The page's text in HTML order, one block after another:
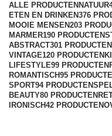
ALLE PRODUCTEN NATUUR
ETEN EN DRINKEN376
MOOIE MENSEN203
MARMER190 PRODUCTEN
ABSTRACT301 PRODUCTEN
VINTAGE120 PRODUCTEN
LIFESTYLE99 PRODUCTEN
ROMANTISCH95
SPORT94 PRODUCTEN
BEAUTY80 PRODUCTEN
IRONISCH42 PRODUCTEN